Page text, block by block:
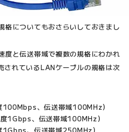
格についてもおさらいしておきまし
度と伝送帯域で複数の規格にわかれ
されているLANケーブルの規格は次
、伝送帯域100MHz）
1Gbps、伝送帯域100MHz）